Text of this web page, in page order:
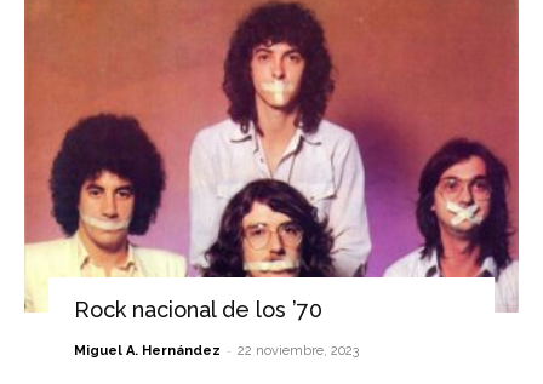
Rock nacional de los ’70
Miguel A. Hernández - 22 noviembre, 2023